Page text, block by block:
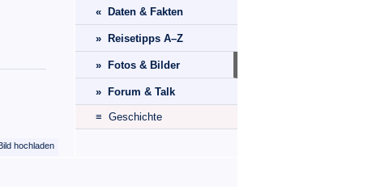
« Daten & Fakten
» Reisetipps A–Z
» Fotos & Bilder
» Forum & Talk
≡ Geschichte